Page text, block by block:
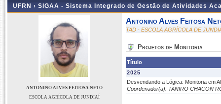
UFRN › SIGAA - Sistema Integrado de Gestão de Atividades
ANTONINO ALVES FEITOSA NETO
ESCOLA AGRÍCOLA DE JUNDIAÍ
Antonino Alves Feitosa
TAD - ESCOLA AGRÍCOLA DE
Projetos de Monitoria
Título
2025
Desvendando a Lógica: Monitoria em
Coordenador(a): TANIRO CHACON